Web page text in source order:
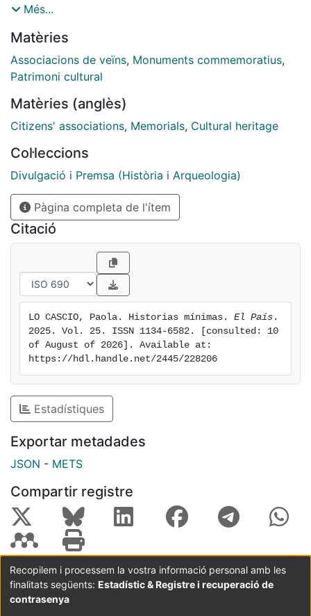
los cantantes Freddie Mercury y Montserrat Caballé.
según lo que se ha planteado desde el actual gobierno
municipal, debía homenajear a los dos inolvidables
intérpretes de la canción Barcelona, himno de los
Més...
Matèries
Associacions de veïns, Monuments commemoratius,
Patrimoni cultural
Matèries (anglès)
Citizens' associations, Memorials, Cultural heritage
Col·leccions
Divulgació i Premsa (Història i Arqueologia)
Pàgina completa de l'ítem
Citació
LO CASCIO, Paola. Historias mínimas. El País .
2025. Vol. 25. ISSN 1134-6582. [consulted: 10
of August of 2026]. Available at:
https://hdl.handle.net/2445/228206
Estadístiques
Exportar metadades
JSON - METS
Compartir registre
Coordinació:CRAI UB Avís legal
Metadades
subjectes a:
Recopilem i processem la vostra informació personal amb les
finalitats següents: Estadístic & Registre i recuperació de
contrasenya